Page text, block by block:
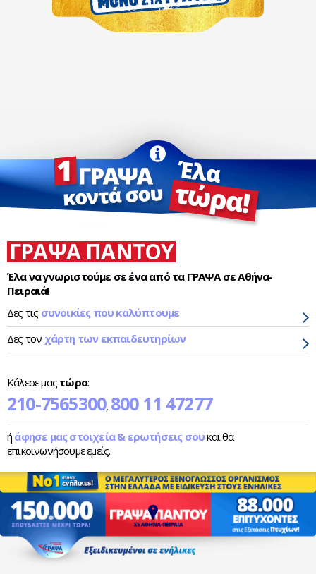
ΓΡΑΨΑ ΠΑΝΤΟΥ
Έλα να γνωριστούμε σε ένα από τα ΓΡΑΨΑ σε Αθήνα-
Πειραιά!
Δες τις συνοικίες που καλύπτουμε
Δες τον χάρτη των εκπαιδευτηρίων
Κάλεσε μας τώρα:
210-7565300, 800 11 47277
ή άφησε μας στοιχεία & ερωτήσεις σουκαι θα
επικοινωνήσουμε εμείς.